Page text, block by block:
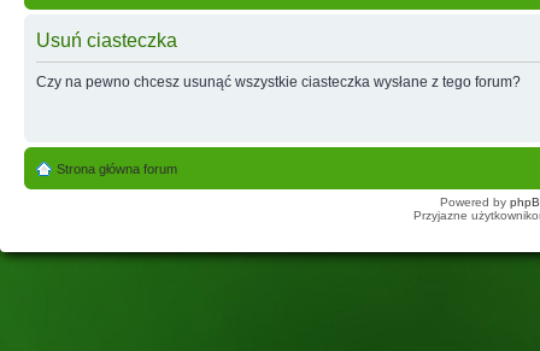
Usuń ciasteczka
Czy na pewno chcesz usunąć wszystkie ciasteczka wysłane z tego forum?
Strona główna forum
Powered by
Przyjazne